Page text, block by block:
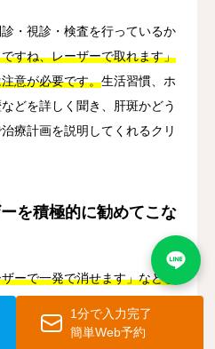
・視診・検査を行っているか
すね、レーザーで取れます」
意が必要です。生活習慣、ホ
どを詳しく聞き、肝斑かどう
療計画を説明してくれるクリ
を積極的に勧めてこな
ーで一発で消せます」などと
の特性を正しく理解していな
に対しては、まず内服・外用療
1分で入力完了
簡単Web予約